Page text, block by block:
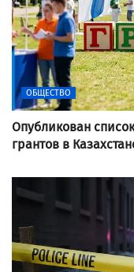
ОБЩЕСТВО
Опубликован
грантов в